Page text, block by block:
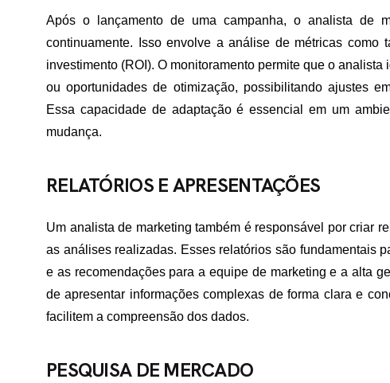
ATENDIDAS
NÓS
Após o lançamento de uma campanha, o analista de
continuamente. Isso envolve a análise de métricas como
investimento (ROI). O monitoramento permite que o
ou oportunidades de otimização, possibilitando ajustes
Essa capacidade de adaptação é essencial em um
mudança.
RELATÓRIOS E APRESENTAÇÕES
Um analista de marketing também é responsável por criar
as análises realizadas. Esses relatórios são fundamentais
e as recomendações para a equipe de marketing e a alta
de apresentar informações complexas de forma clara e
facilitem a compreensão dos dados.
PESQUISA DE MERCADO